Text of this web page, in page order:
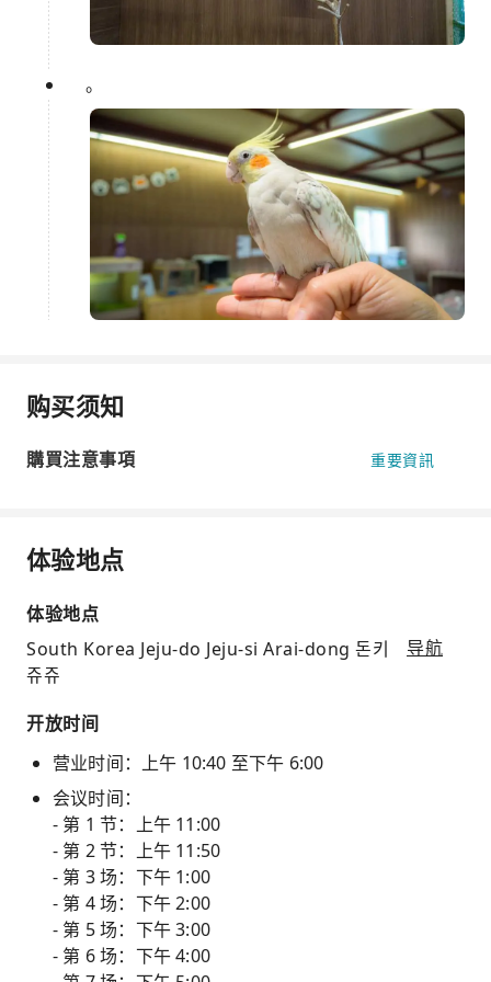
。
购买须知
購買注意事項 重要資訊
体验地点
体验地点
South Korea Jeju-do Jeju-si Arai-dong 돈키
쥬쥬
导航
开放时间
营业时间：上午 10:40 至下午 6:00
会议时间：
- 第 1 节：上午 11:00
- 第 2 节：上午 11:50
- 第 3 场：下午 1:00
- 第 4 场：下午 2:00
- 第 5 场：下午 3:00
- 第 6 场：下午 4:00